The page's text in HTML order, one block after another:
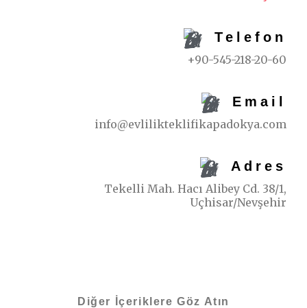
Telefon
+90-545-218-20-60
Email
info@evlilikteklifikapadokya.com
Adres
Tekelli Mah. Hacı Alibey Cd. 38/1,
Uçhisar/Nevşehir
Diğer İçeriklere Göz Atın